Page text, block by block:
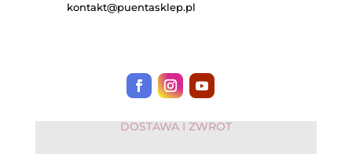
kontakt@puentasklep.pl
DOSTAWA I ZWROT